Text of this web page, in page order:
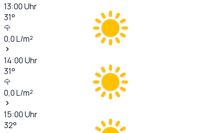
13:00Uhr
31°
0,0L/m²
14:00Uhr
31°
0,0L/m²
15:00Uhr
32°